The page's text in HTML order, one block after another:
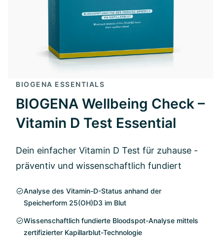
BIOGENA ESSENTIALS
BIOGENA Wellbeing Check –
Vitamin D Test Essential
Dein einfacher Vitamin D Test für zuhause -
präventiv und wissenschaftlich fundiert
Analyse des Vitamin-D-Status anhand der
Speicherform 25(OH)D3 im Blut
Wissenschaftlich fundierte Bloodspot-Analyse mittels
zertifizierter Kapillarblut-Technologie